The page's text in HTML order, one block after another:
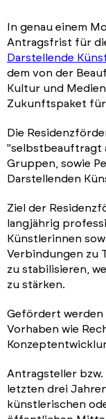
In genau einem
Antragsfrist für
Darstellende
dem von der
Kultur und
Zukunftspaket
Die
"selbstbeauftragt
Gruppen, sowie
Darstellenden
Ziel der
langjährig
Künstlerinnen
Verbindungen zu
zu stabilisieren,
zu stärken.
Gefördert
Vorhaben wie
Antragsteller
letzten drei
künstlerischen